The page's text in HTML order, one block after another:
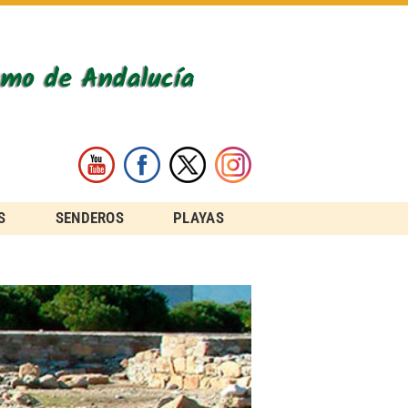
SENDEROS PLAYAS